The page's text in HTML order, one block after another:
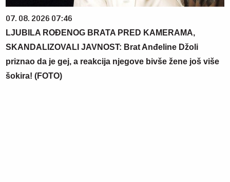
07. 08. 2026 07:46
LJUBILA ROĐENOG BRATA PRED KAMERAMA,
SKANDALIZOVALI JAVNOST: Brat Anđeline Džoli
priznao da je gej, a reakcija njegove bivše žene još više
šokira! (FOTO)